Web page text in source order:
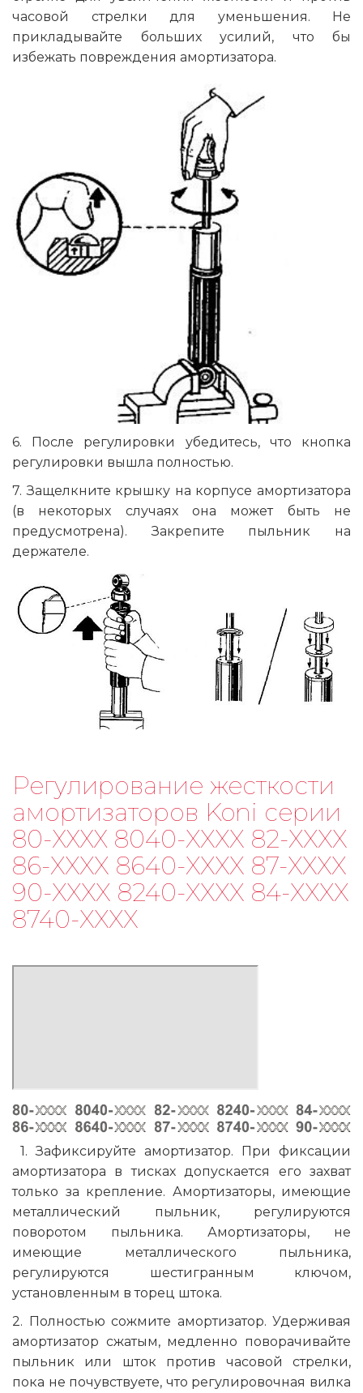
часовой стрелки для уменьшения. Не
прикладывайте больших усилий, что бы
избежать повреждения амортизатора.
6. После регулировки убедитесь, что кнопка
регулировки вышла полностью.
7. Защелкните крышку на корпусе амортизатора
(в некоторых случаях она может быть не
предусмотрена). Закрепите пыльник на
держателе.
Регулирование жесткости
амортизаторов Koni серии
80-ХХХХ 8040-XXXX 82-XXXX
86-XXXX 8640-XXXX 87-XXXX
90-XXXX 8240-XXXX 84-XXXX
8740-XXXX
1. Зафиксируйте амортизатор. При фиксации
амортизатора в тисках допускается его захват
только за крепление. Амортизаторы, имеющие
металлический пыльник, регулируются
поворотом пыльника. Амортизаторы, не
имеющие металлического пыльника,
регулируются шестигранным ключом,
установленным в торец штока.
2. Полностью сожмите амортизатор. Удерживая
амортизатор сжатым, медленно поворачивайте
пыльник или шток против часовой стрелки,
пока не почувствуете, что регулировочная вилка